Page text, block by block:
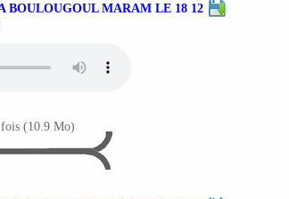
BOULOUGOUL MARAM LE 18 12
(10.9 Mo)